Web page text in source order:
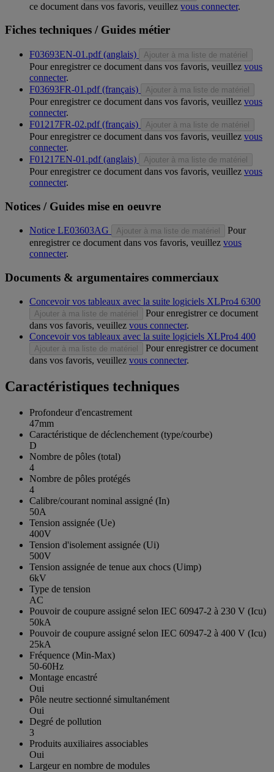
ce document dans vos favoris, veuillez vous connecter.
Fiches techniques / Guides métier
F03693EN-01.pdf (anglais) Ajouter à ma liste de matériel
Pour enregistrer ce document dans vos favoris, veuillez vous
connecter.
F03693FR-01.pdf (français)
Ajouter à ma liste de matériel
Pour enregistrer ce document dans vos favoris, veuillez vous
connecter.
F01217FR-02.pdf (français)
Ajouter à ma liste de matériel
Pour enregistrer ce document dans vos favoris, veuillez vous
connecter.
F01217EN-01.pdf (anglais)
Ajouter à ma liste de matériel
Pour enregistrer ce document dans vos favoris, veuillez vous
connecter.
Notices / Guides mise en oeuvre
Notice LE03603AG Ajouter à ma liste de matériel
Pour
enregistrer ce document dans vos favoris, veuillez vous
connecter.
Documents & argumentaires commerciaux
Concevoir vos tableaux avec la suite logiciels XLPro4 6300
Ajouter à ma liste de matériel
Pour enregistrer ce document
dans vos favoris, veuillez vous connecter.
Concevoir vos tableaux avec la suite logiciels XLPro4 400
Ajouter à ma liste de matériel
Pour enregistrer ce document
dans vos favoris, veuillez vous connecter.
Caractéristiques techniques
Profondeur d'encastrement
47mm
Caractéristique de déclenchement (type/courbe)
D
Nombre de pôles (total)
4
Nombre de pôles protégés
4
Calibre/courant nominal assigné (In)
50A
Tension assignée (Ue)
400V
Tension d'isolement assignée (Ui)
500V
Tension assignée de tenue aux chocs (Uimp)
6kV
Type de tension
AC
Pouvoir de coupure assigné selon IEC 60947-2 à 230 V (Icu)
50kA
Pouvoir de coupure assigné selon IEC 60947-2 à 400 V (Icu)
25kA
Fréquence (Min-Max)
50-60Hz
Montage encastré
Oui
Pôle neutre sectionné simultanément
Oui
Degré de pollution
3
Produits auxiliaires associables
Oui
Largeur en nombre de modules